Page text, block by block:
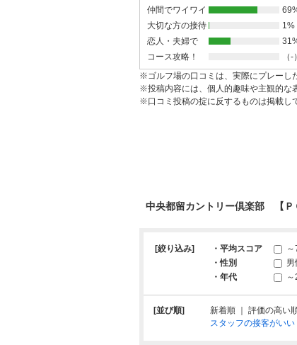
仲間でワイワイ
大切な方の接待
1%
恋人・夫婦で
コース攻略！
（-）
※ゴルフ場の口コミは、実際にプレーし
※投稿内容には、個人的趣味や主観的な
※口コミ投稿の掟に反するものは掲載し
中央都留カントリー倶楽部 【
[絞り込み] ・平均スコア ～
・性別
男
・年代
[並び順] 新着順 ｜ 評価の高い
スタッフの接客がいい